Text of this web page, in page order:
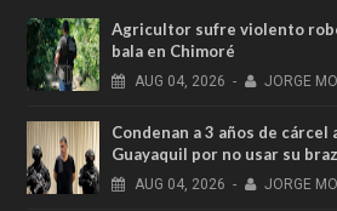
Agricultor sufre violento
bala en Chimoré
AUG 04, 2026 - JORGE
Condenan a 3 años de cárcel
Guayaquil por no usar su
AUG 04, 2026 - JORGE